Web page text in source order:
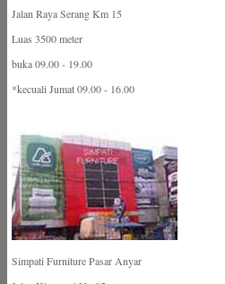
Jalan Raya Serang Km 15
Luas 3500 meter
buka 09.00 - 19.00
*kecuali Jumat 09.00 - 16.00
Simpati Furniture Pasar Anyar